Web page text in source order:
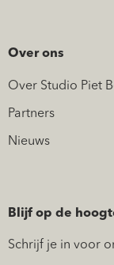
Over ons
Over Studio Piet
Partners
Nieuws
Blijf op de
Schrijf je in voor